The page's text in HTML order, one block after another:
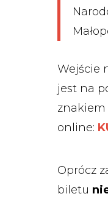
Wejście
jest na
znakiem
online:
Oprócz
biletu